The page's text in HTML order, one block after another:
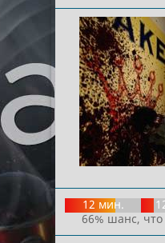
12 мин.
66% шанс,